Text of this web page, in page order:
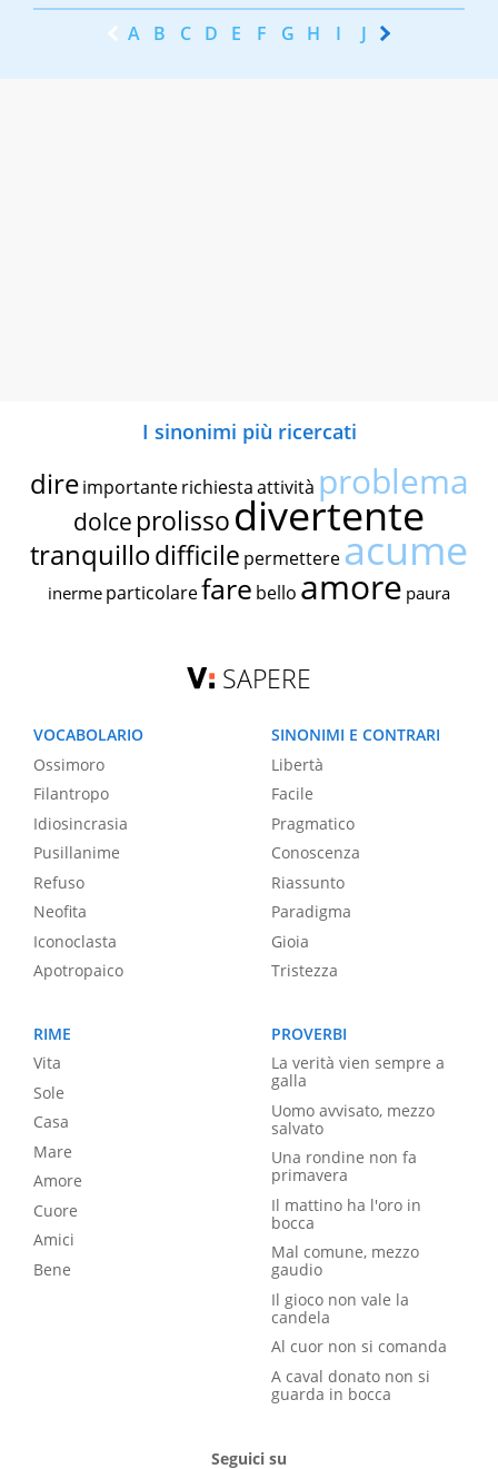
A B C D E F G H I J K
I sinonimi più ricercati
dire importante richiestaattività problema
dolce prolissodivertente
tranquillodifficile permettereacume
inerme particolarefare bello amore paura
SAPERE
VOCABOLARIO
Ossimoro
Filantropo
Idiosincrasia
Pusillanime
Refuso
Neofita
Iconoclasta
Apotropaico
SINONIMI E CONTRARI
Libertà
Facile
Pragmatico
Conoscenza
Riassunto
Paradigma
Gioia
Tristezza
RIME
Vita
Sole
Casa
Mare
Amore
Cuore
Amici
Bene
PROVERBI
La verità vien sempre a
galla
Uomo avvisato, mezzo
salvato
Una rondine non fa
primavera
Il mattino ha l'oro in
bocca
Mal comune, mezzo
gaudio
Il gioco non vale la
candela
Al cuor non si comanda
A caval donato non si
guarda in bocca
Seguici su